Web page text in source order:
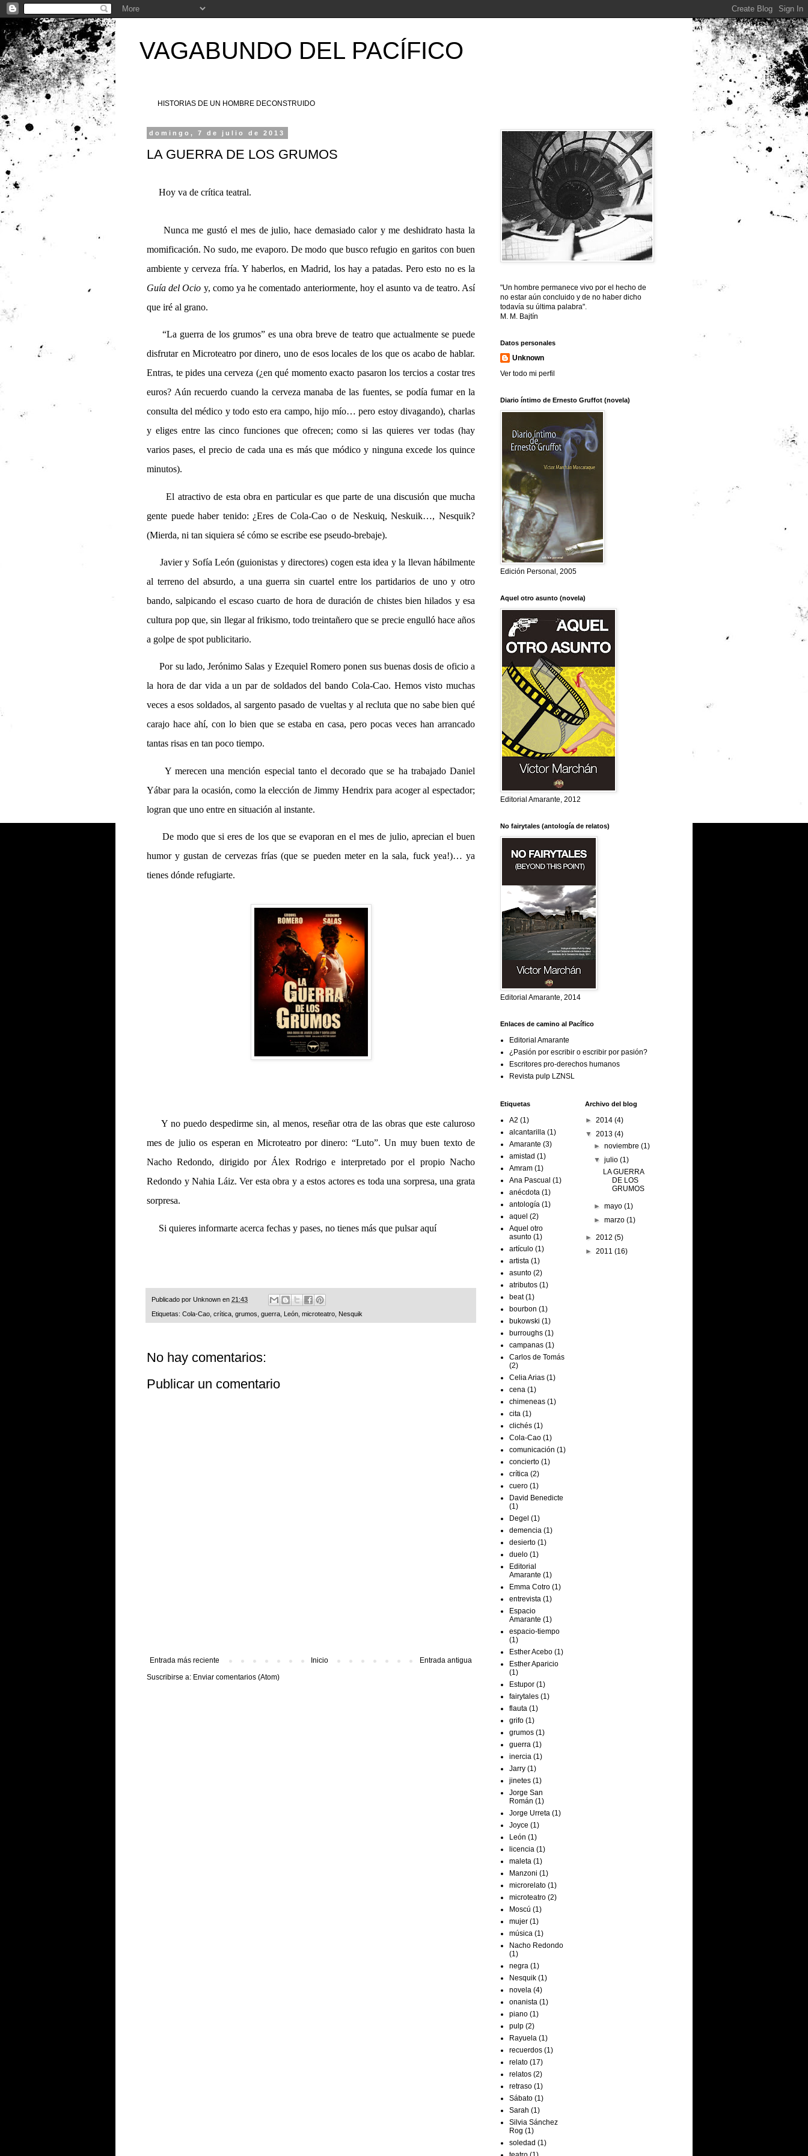
VAGABUNDO DEL PACÍFICO
HISTORIAS DE UN HOMBRE DECONSTRUIDO
domingo, 7 de julio de 2013
LA GUERRA DE LOS GRUMOS
Hoy va de crítica teatral.
Nunca me gustó el mes de julio, hace demasiado calor y me deshidrato hasta la
momificación. No sudo, me evaporo. De modo que busco refugio en garitos con buen
ambiente y cerveza fría. Y haberlos, en Madrid, los hay a patadas. Pero esto no es la
Guía del Ocio y, como ya he comentado anteriormente, hoy el asunto va de teatro. Así
que iré al grano.
“La guerra de los grumos” es una obra breve de teatro que actualmente se puede
disfrutar enMicroteatro por dinero, uno de esos locales de los que os acabo de hablar.
Entras, te pides una cerveza (¿en qué momento exacto pasaron los tercios a costar tres
euros? Aún recuerdo cuando la cerveza manaba de las fuentes, se podía fumar en la
consulta del médico y todo esto era campo, hijo mío… pero estoy divagando), charlas
y eliges entre las cinco funciones que ofrecen; como si las quieres ver todas (hay
varios pases, el precio de cada una es más que módico y ninguna excede los quince
minutos).
El atractivo de esta obra en particular es que parte de una discusión que mucha
gente puede haber tenido: ¿Eres de Cola-Cao o de Neskuiq, Neskuik…, Nesquik?
(Mierda, ni tan siquiera sé cómo se escribe ese pseudo-brebaje).
Javier y Sofía León (guionistas y directores) cogen esta idea y la llevan hábilmente
al terreno del absurdo, a una guerra sin cuartel entre los partidarios de uno y otro
bando, salpicando el escaso cuarto de hora de duración de chistes bien hilados y esa
cultura pop que, sin llegar al frikismo, todo treintañero que se precie engulló hace años
a golpe de spot publicitario.
Por su lado, Jerónimo Salas y Ezequiel Romero ponen sus buenas dosis de oficio a
la hora de dar vida a un par de soldados del bando Cola-Cao. Hemos visto muchas
veces a esos soldados, al sargento pasado de vueltas y al recluta que no sabe bien qué
carajo hace ahí, con lo bien que se estaba en casa, pero pocas veces han arrancado
tantas risas en tan poco tiempo.
Y merecen una mención especial tanto el decorado que se ha trabajado Daniel
Yábar para la ocasión, como la elección de Jimmy Hendrix para acoger al espectador;
logran que uno entre en situación al instante.
De modo que si eres de los que se evaporan en el mes de julio, aprecian el buen
humor y gustan de cervezas frías (que se pueden meter en la sala, fuck yea!)… ya
tienes dónde refugiarte.
Y no puedo despedirme sin, al menos, reseñar otra de las obras que este caluroso
mes de julio os esperan en Microteatro por dinero: “Luto”. Un muy buen texto de
Nacho Redondo, dirigido por Álex Rodrigo e interpretado por el propio Nacho
Redondo y Nahia Láiz. Ver esta obra y a estos actores es toda una sorpresa, una grata
sorpresa.
Si quieres informarte acerca fechas y pases, no tienes más que pulsaraquí
Publicado por Unknown en 21:43
Etiquetas: Cola-Cao crítica grumos guerra León microteatro Nesquik
No hay comentarios:
Publicar un comentario
Entrada más reciente Entrada antigua
Inicio
Suscribirse a: Enviar comentarios (Atom)
"Un hombre permanece vivo por el hecho de
no estar aún concluido y de no haber dicho
todavía su última palabra".
M. M. Bajtín
Datos personales
Unknown
Ver todo mi perfil
Diario íntimo de Ernesto Gruffot (novela)
Edición Personal, 2005
Aquel otro asunto (novela)
Editorial Amarante, 2012
No fairytales (antología de relatos)
Editorial Amarante, 2014
Enlaces de camino al Pacífico
Editorial Amarante
¿Pasión por escribir o escribir por pasión?
Escritores pro-derechos humanos
Revista pulp LZNSL
Etiquetas
A2 (1)
alcantarilla (1)
Amarante (3)
amistad (1)
Amram (1)
Ana Pascual (1)
anécdota (1)
antología (1)
aquel (2)
Aquel otro
asunto (1)
artículo (1)
artista (1)
asunto (2)
atributos (1)
beat (1)
bourbon (1)
bukowski (1)
burroughs (1)
campanas (1)
Carlos de Tomás
(2)
Celia Arias (1)
cena (1)
chimeneas (1)
cita (1)
clichés (1)
Cola-Cao (1)
comunicación (1)
concierto (1)
crítica (2)
cuero (1)
David Benedicte
(1)
Degel (1)
demencia (1)
desierto (1)
duelo (1)
Editorial
Amarante (1)
Emma Cotro (1)
entrevista (1)
Espacio
Amarante (1)
espacio-tiempo
(1)
Esther Acebo (1)
Esther Aparicio
(1)
Estupor (1)
fairytales (1)
flauta (1)
grifo (1)
grumos (1)
guerra (1)
inercia (1)
Jarry (1)
jinetes (1)
Jorge San
Román (1)
Jorge Urreta (1)
Joyce (1)
León (1)
licencia (1)
maleta (1)
Manzoni (1)
microrelato (1)
microteatro (2)
Moscú (1)
mujer (1)
música (1)
Nacho Redondo
(1)
negra (1)
Nesquik (1)
novela (4)
onanista (1)
piano (1)
pulp (2)
Rayuela (1)
recuerdos (1)
relato (17)
relatos (2)
retraso (1)
Sábato (1)
Sarah (1)
Silvia Sánchez
Rog (1)
soledad (1)
Archivo del blog
► 2014 (4)
▼ 2013 (4)
►noviembre(1)
▼julio(1)
LA GUERRA
DE LOS
GRUMOS
►mayo(1)
►marzo(1)
► 2012 (5)
► 2011 (16)